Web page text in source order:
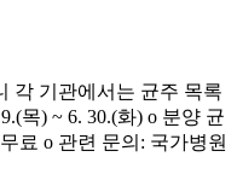
각 기관에서는 균주 목록
목) ~ 6. 30.(화) o 분양 균
료 o 관련 문의: 국가병원